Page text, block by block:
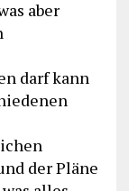
aber
darf kann
der Pläne